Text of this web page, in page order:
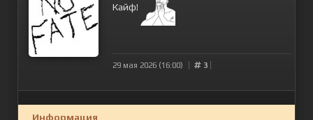
Кайф!
29 мая 2026 (16:00) 3
Информация